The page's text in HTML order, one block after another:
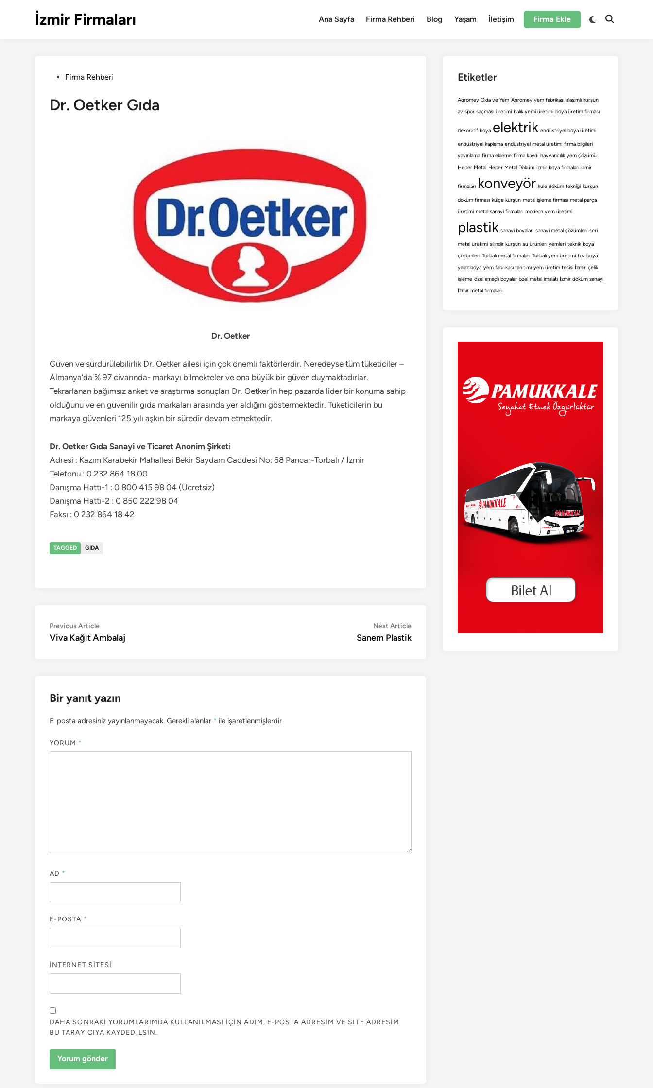
İzmir Firmaları Ana Sayfa Firma Rehberi Blog Yaşam İletişim Firma Ekle
Switch
Open
PostedFirma Rehberi
Dr. Oetker Gıda
Dr. Oetker
Güven ve sürdürülebilirlik Dr. Oetker ailesi için çok önemli faktörlerdir. Neredeyse tüm tüketiciler –
Almanya’da % 97 civarında- markayı bilmekteler ve ona büyük bir güven duymaktadırlar.
Tekrarlanan bağımsız anket ve araştırma sonuçları Dr. Oetker’in hep pazarda lider bir konuma sahip
olduğunu ve en güvenilir gıda markaları arasında yer aldığını göstermektedir. Tüketicilerin bu
markaya güvenleri 125 yılı aşkın bir süredir devam etmektedir.
Dr. Oetker Gıda Sanayi ve Ticaret Anonim Şirketi
Adresi : Kazım Karabekir Mahallesi Bekir Saydam Caddesi No: 68 Pancar-Torbalı / İzmir
Telefonu : 0 232 864 18 00
Danışma Hattı-1 : 0 800 415 98 04 (Ücretsiz)
Danışma Hattı-2 : 0 850 222 98 04
Faksı : 0 232 864 18 42
TAGGED GIDA
Yazı
gezinmesi
Previous ArticlePrevious
article:
Viva Kağıt Ambalaj
Next ArticleNext
article:
Sanem Plastik
Bir yanıt yazın
E-posta adresiniz yayınlanmayacak. Gerekli alanlar * ile işaretlenmişlerdir
YORUM *
AD *
E-POSTA *
İNTERNET SITESI
DAHA SONRAKI YORUMLARIMDA KULLANILMASI IÇIN ADIM, E-POSTA ADRESIM VE SITE ADRESIM
BU TARAYICIYA KAYDEDILSIN.
Etiketler
Agromey Gıda ve Yem Agromey yem fabrikası alaşımlı kurşun
av spor saçması üretimi balık yemi üretimi boya üretim firması
dekoratif boya elektrik endüstriyel boya üretimi
endüstriyel kaplama endüstriyel metal üretimi firma bilgileri
yayınlama firma ekleme firma kaydı hayvancılık yem çözümü
Heper Metal Heper Metal Döküm izmir boya firmaları izmir
firmaları konveyör kule döküm tekniği kurşun
döküm firması külçe kurşun metal işleme firması metal parça
üretimi metal sanayi firmaları modern yem üretimi
plastik sanayi boyaları sanayi metal çözümleri seri
metal üretimi silindir kurşun su ürünleri yemleri teknik boya
çözümleri Torbalı metal firmaları Torbalı yem üretimi toz boya
yalaz boya yem fabrikası tanıtımı yem üretim tesisi İzmir çelik
işleme özel amaçlı boyalar özel metal imalatı İzmir döküm sanayi
İzmir metal firmaları